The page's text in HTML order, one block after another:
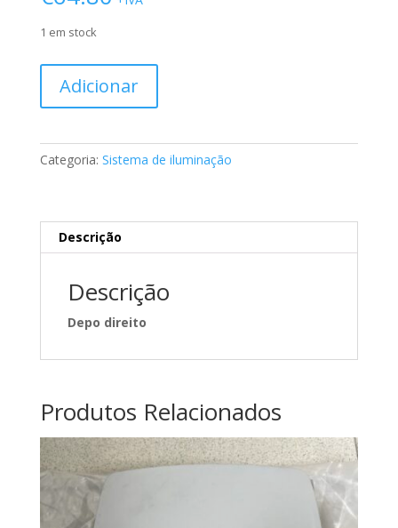
1 em stock
Farol
Focus
Adicionar
Categoria: Sistema de iluminação
Descrição
Descrição
Depo direito
Produtos Relacionados